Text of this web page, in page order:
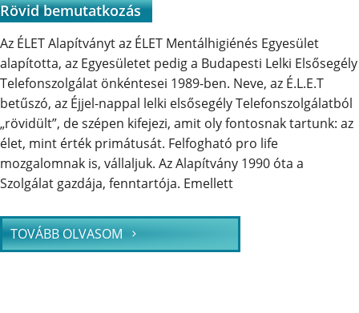
Rövid bemutatkozás
Az ÉLET Alapítványt az ÉLET Mentálhigiénés Egyesület
alapította, az Egyesületet pedig a Budapesti Lelki Elsősegély
Telefonszolgálat önkéntesei 1989-ben. Neve, az É.L.E.T
betűszó, az Éjjel-nappal lelki elsősegély Telefonszolgálatból
„rövidült”, de szépen kifejezi, amit oly fontosnak tartunk: az
élet, mint érték primátusát. Felfogható pro life
mozgalomnak is, vállaljuk. Az Alapítvány 1990 óta a
Szolgálat gazdája, fenntartója. Emellett
TOVÁBB OLVASOM